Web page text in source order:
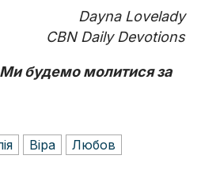
Dayna Lovelady
CBN Daily Devotions
будемо молитися за
Віра
Любов